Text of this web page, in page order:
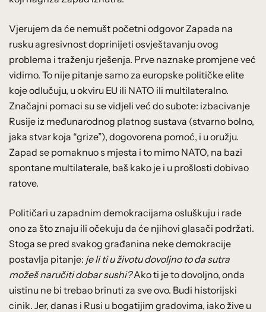
Vjerujem da će nemušt početni odgovor Zapada na
rusku agresivnost doprinijeti osvještavanju ovog
problema i traženju rješenja. Prve naznake promjene već
vidimo. To nije pitanje samo za europske političke elite
koje odlučuju, u okviru EU ili NATO ili multilateralno.
Značajni pomaci su se vidjeli već do subote: izbacivanje
Rusije iz međunarodnog platnog sustava (stvarno bolno,
jaka stvar koja “grize”), dogovorena pomoć, i u oružju.
Zapad se pomaknuo s mjesta i to mimo NATO, na bazi
spontane multilaterale, baš kako je i u prošlosti dobivao
ratove.
Političari u zapadnim demokracijama osluškuju i rade
ono za što znaju ili očekuju da će njihovi glasači podržati.
Stoga se pred svakog građanina neke demokracije
postavlja pitanje: je li ti u životu dovoljno to da sutra
možeš naručiti dobar sushi?Ako ti je to dovoljno, onda
uistinu ne bi trebao brinuti za sve ovo. Budi historijski
cinik. Jer, danas i Rusi u bogatijim gradovima, iako žive u